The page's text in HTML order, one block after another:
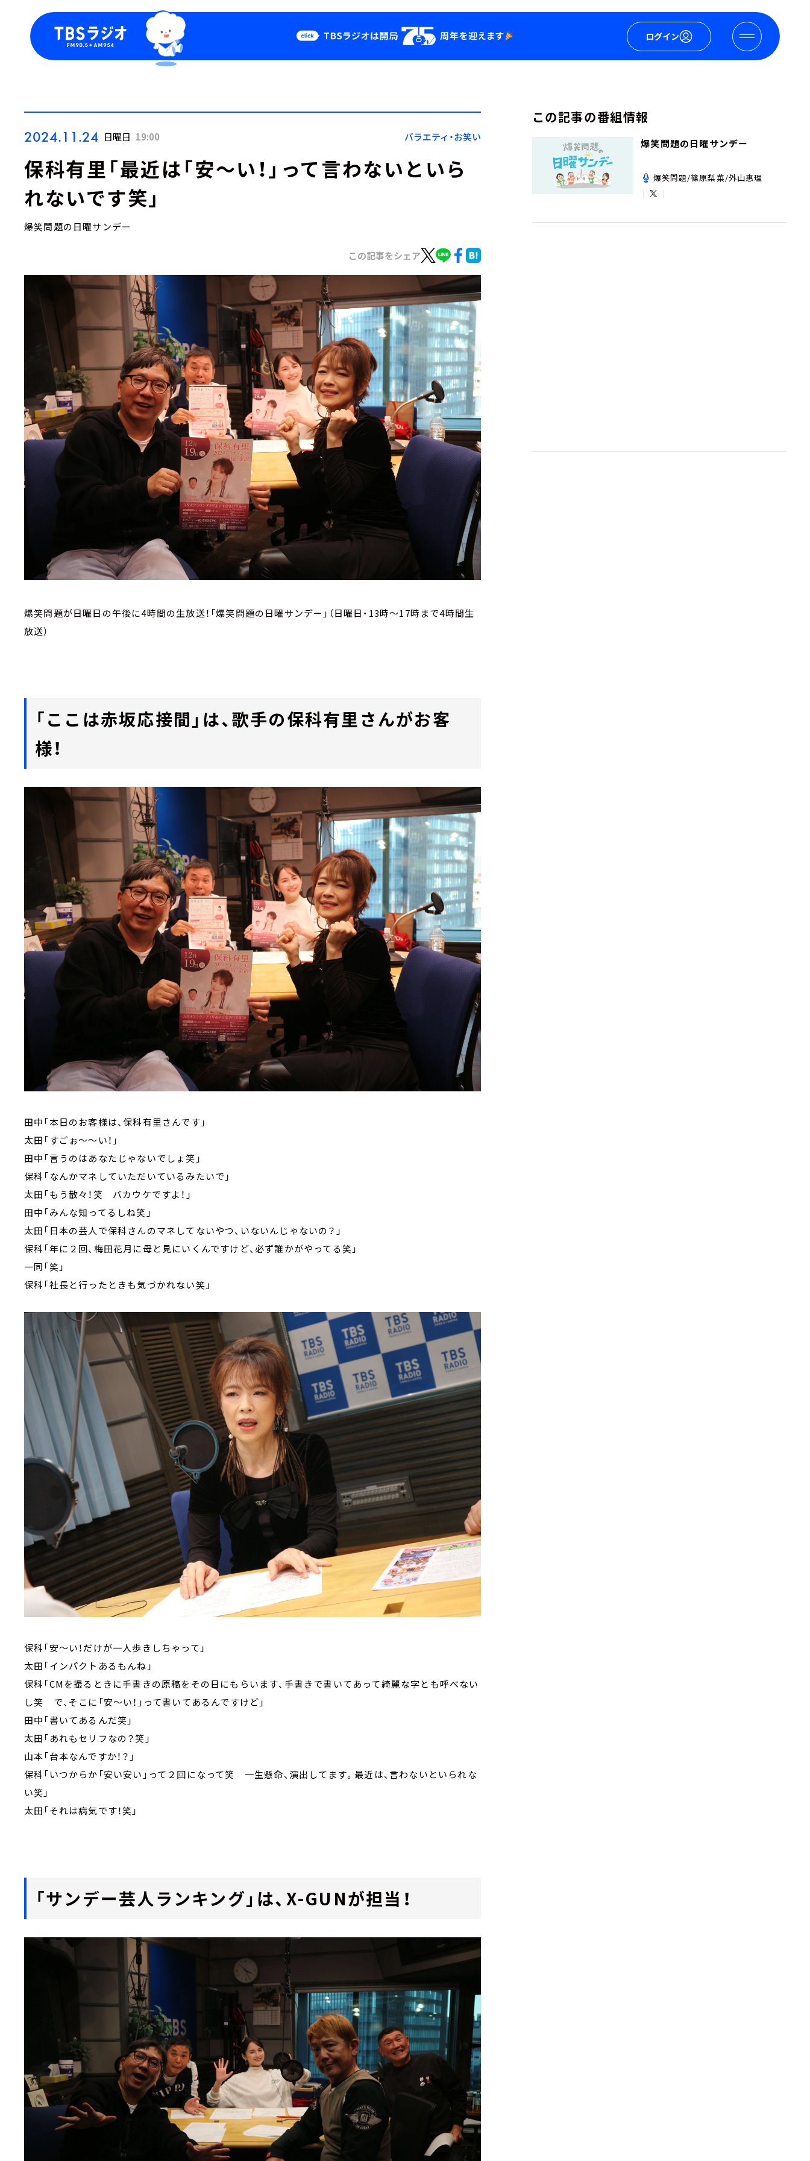
ログイン
Podcast
YouTube
会社情報
2024.11.24 日曜日 19:00 バラエティ・お笑い
保科有里「最近は「安～い！」って言わないといら
れないです笑」
爆笑問題の日曜サンデー
この記事をシェア
爆笑問題が日曜日の午後に4時間の生放送！「爆笑問題の日曜サンデー」（日曜日・13時～17時まで4時間生
放送）
「ここは赤坂応接間」は、歌手の保科有里さんがお客
様！
田中「本日のお客様は、保科有里さんです」
太田「すごぉ～～い！」
田中「言うのはあなたじゃないでしょ笑」
保科「なんかマネしていただいているみたいで」
太田「もう散々！笑 バカウケですよ！」
田中「みんな知ってるしね笑」
太田「日本の芸人で保科さんのマネしてないやつ、いないんじゃないの？」
保科「年に２回、梅田花月に母と見にいくんですけど、必ず誰かがやってる笑」
一同「笑」
保科「社長と行ったときも気づかれない笑」
保科「安～い！だけが一人歩きしちゃって」
太田「インパクトあるもんね」
保科「CMを撮るときに手書きの原稿をその日にもらいます、手書きで書いてあって綺麗な字とも呼べない
し笑 で、そこに「安～い！」って書いてあるんですけど」
田中「書いてあるんだ笑」
太田「あれもセリフなの？笑」
山本「台本なんですか！？」
保科「いつからか「安い安い」って２回になって笑 一生懸命、演出してます。最近は、言わないといられな
い笑」
太田「それは病気です！笑」
「サンデー芸人ランキング」は、X-GUNが担当！
この記事の番組情報
爆笑問題の日曜サンデー
爆笑問題/篠原梨菜/外山惠理